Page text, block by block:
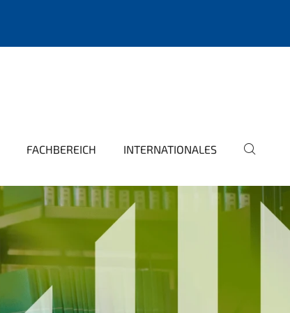
FACHBEREICH INTERNATIONALES